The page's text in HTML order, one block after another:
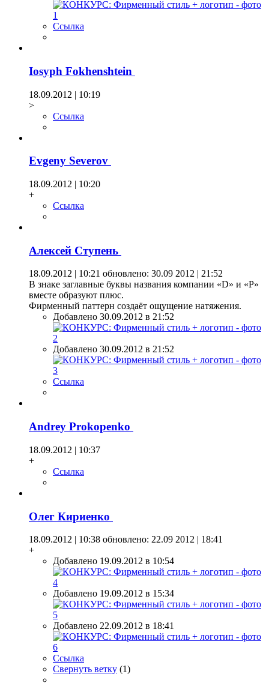
Ссылка
Iosyph Fokhenshtein
18.09.2012 | 10:19
>
Ссылка
Evgeny Severov
18.09.2012 | 10:20
+
Ссылка
Алексей Ступень
18.09.2012 | 10:21 обновлено: 30.09 2012 | 21:52
В знаке заглавные буквы названия компании «D» и «P»
вместе образуют плюс.
Фирменный паттерн создаёт ощущение натяжения.
Добавлено 30.09.2012 в 21:52
Добавлено 30.09.2012 в 21:52
Ссылка
Andrey Prokopenko
18.09.2012 | 10:37
+
Ссылка
Олег Кириенко
18.09.2012 | 10:38 обновлено: 22.09 2012 | 18:41
+
Добавлено 19.09.2012 в 10:54
Добавлено 19.09.2012 в 15:34
Добавлено 22.09.2012 в 18:41
Ссылка
Свернуть ветку (1)